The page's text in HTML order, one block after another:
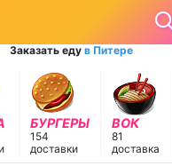
Заказать еду в Питере
БУРГЕРЫ
154
доставки
ВОК
81
доставка